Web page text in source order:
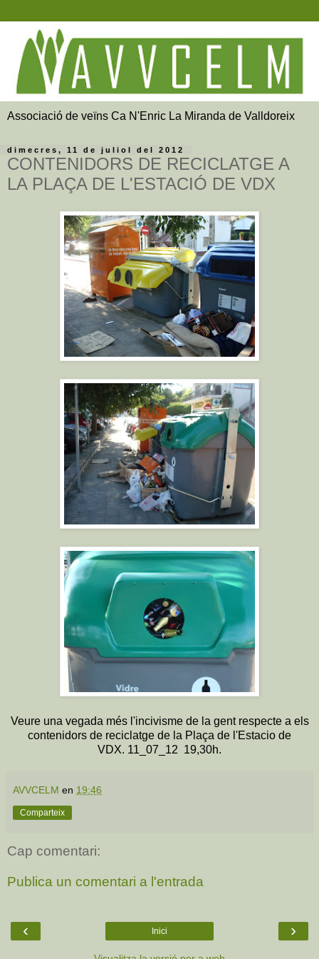
Associació de veïns Ca N'Enric La Miranda de Valldoreix
dimecres, 11 de juliol del 2012
CONTENIDORS DE RECICLATGE A
LA PLAÇA DE L'ESTACIÓ DE VDX
Veure una vegada més l'incivisme de la gent respecte a els
contenidors de reciclatge de la Plaça de l'Estacio de
VDX. 11_07_12 19,30h.
AVVCELM en 19:46
Comparteix
Cap comentari:
Publica un comentari a l'entrada
‹ ›
Inici